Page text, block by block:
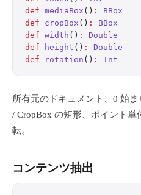
def mediaBox () :
BBox
def cropBox () :
BBox
def width () :
Double
def height () :
Double
def rotation () : Int
所有元のドキュメント、0 始
/ CropBox の矩形、ポイント単
転。
コンテンツ抽出